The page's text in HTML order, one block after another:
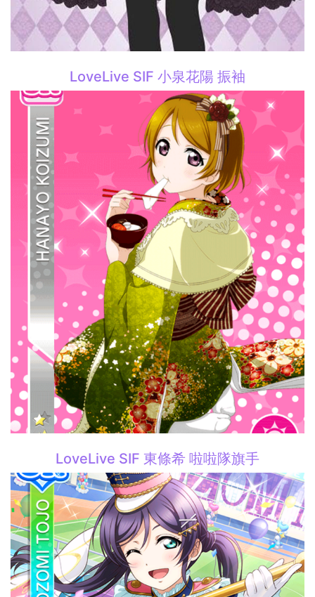
LoveLive SIF 小泉花陽 振袖
LoveLive SIF 東條希 啦啦隊旗手